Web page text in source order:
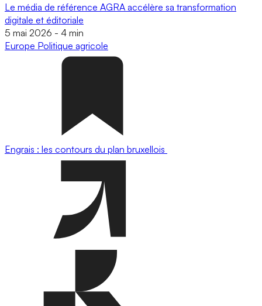
Le média de référence AGRA accélère sa transformation
digitale et éditoriale
5 mai 2026 - 4 min
Europe Politique agricole
Engrais : les contours du plan bruxellois